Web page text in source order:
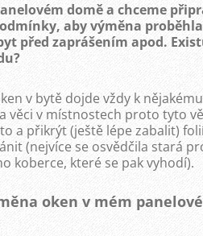
domě a chceme
aby výměna
před zaprášením apod.
v bytě dojde vždy k
věci v místnostech proto tyto
a přikrýt (ještě lépe zabalit)
(nejvíce se osvědčila stará
koberce, které se pak vyhodí).
oken v mém